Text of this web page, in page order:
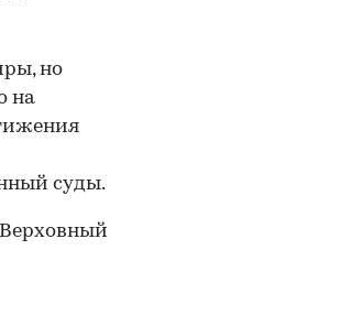
но
на
суды.
Верховный